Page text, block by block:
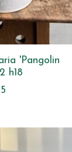
'Pangolin
h18